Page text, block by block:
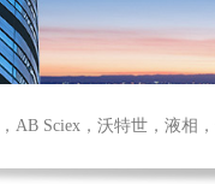
，AB Sciex ，沃特世 ，液相 ，